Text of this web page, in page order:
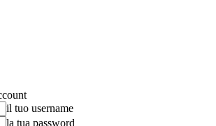
il tuo username
la tua password